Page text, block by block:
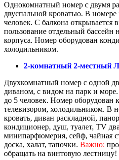
Однокомнатный номер с двумя
двуспальной кроватью. В номере
человек. С балкона открывается
пользование отдельный бассейн
корпуса. Номер оборудован
холодильником.
2-комнатный 2-местный
Двухкомнатный номер с одной
диваном, с видом на парк и
до 5 человек. Номер оборудован
телевизором, холодильником. В
кровать, диван раскладной,
кондиционер, душ, туалет, TV
минипарфюмерия, сейф, чайная
доска, халат, тапочки. Важно:
обращать на винтовую лестницу!